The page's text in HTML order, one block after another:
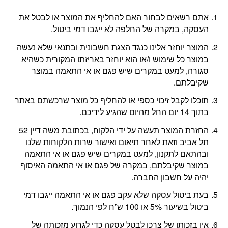
אתם רשאים לבחור האם להחליף את המוצר או לבטל את
העסקה, במקרה של החלפה לא ייגבו דמי ביטול.
המוצר יוחזר אלינו כנגד הצגת חשבונית ובתנאי שלא נעשה
במוצר כל שימוש ו/או הוא יוחזר באריזתו המקורית כשהיא
סגורה, למעט במקרים שיש פגם או אי התאמה במוצר
שקיבלתם.
תוכלו לקבל זיכוי כספי או להחליף כל מוצר שרכשתם באתר
בתוך 14 יום החל מהיום שהגיע לידיכם.
החזרת המוצר תעשה על ידי הלקוח, בכתובת משה דיין 52
תל אביב וזאת לאחר תיאום ואישור שרות הלקוחות שלנו
ובהתאם לתקנון, למעט במקרים שיש פגם או אי התאמה
במוצר שקיבלתם, במקרה של פגם או אי התאמה האיסוף
יהיה על חשבון החברה.
בעת ביטול עסקה שלא עקב פגם או אי התאמה ייגבו דמי
ביטול בשיעור 5% או 100 ש”ח לפי הנמוך.
אין בזכותו של צרכן לבטל עסקה כדי לגרוע מזכותה של